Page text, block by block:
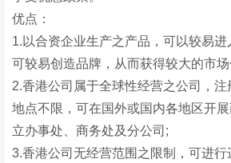
优点：
1.以合资企业生产之产品，可以较易进
可较易创造品牌，从而获得较大的市场
2.香港公司属于全球性经营之公司，
地点不限，可在国外或国内各地区开
立办事处、商务处及分公司;
3.香港公司无经营范围之限制，可进行